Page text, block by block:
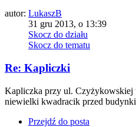
autor: LukaszB
31 gru 2013, o 13:39
Skocz do działu
Skocz do tematu
Re: Kapliczki
Kapliczka przy ul. Czyżykowskiej
niewielki kwadracik przed
Przejdź do posta